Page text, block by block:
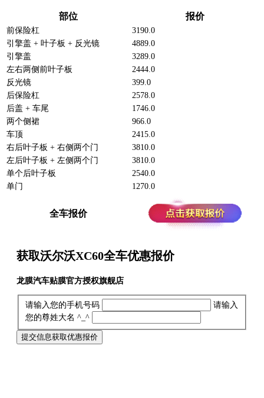
部位 报价
前保险杠
3190.0
引擎盖 + 叶子板 + 反光镜
4889.0
引擎盖
3289.0
左右两侧前叶子板
2444.0
反光镜
399.0
后保险杠
2578.0
后盖 + 车尾
1746.0
两个侧裙
966.0
车顶
2415.0
右后叶子板 + 右侧两个门
3810.0
左后叶子板 + 左侧两个门
3810.0
单个后叶子板
2540.0
单门
1270.0
全车报价
获取沃尔沃XC60全车优惠报价
龙膜汽车贴膜官方授权旗舰店
请输入您的手机号码
请输入
您的尊姓大名 ^_^
提交信息获取优惠报价